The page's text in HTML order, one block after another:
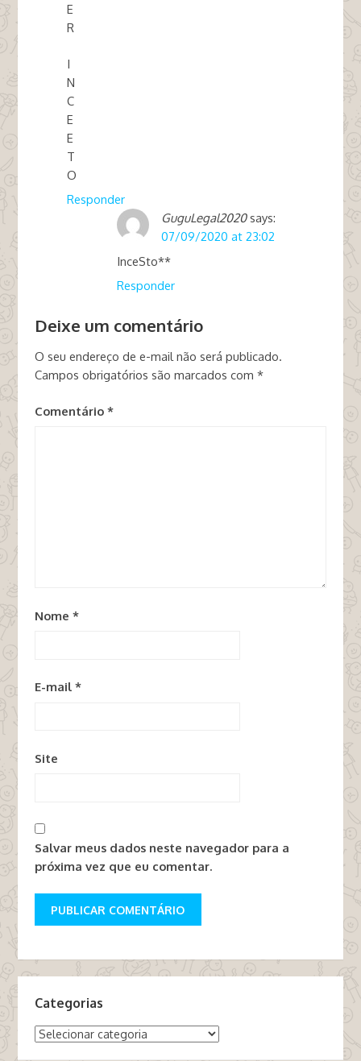
E
R
I
N
C
E
E
T
O
Responder
GuguLegal2020 says:
07/09/2020 at 23:02
InceSto**
Responder
Deixe um comentário
O seu endereço de e-mail não será publicado.
Campos obrigatórios são marcados com *
Comentário *
Nome *
E-mail *
Site
Salvar meus dados neste navegador para a
próxima vez que eu comentar.
Categorias
Categorias